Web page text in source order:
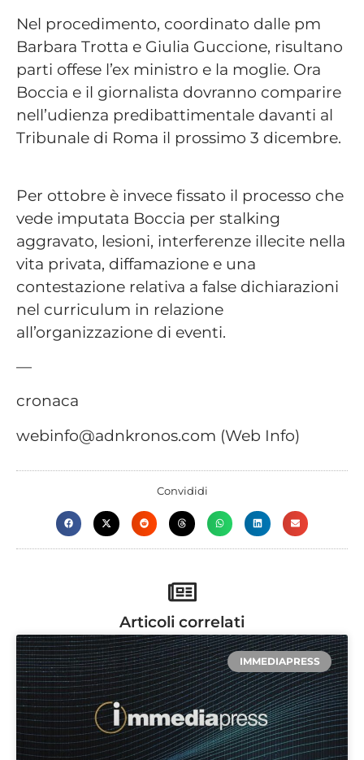
Nel procedimento, coordinato dalle pm
Barbara Trotta e Giulia Guccione, risultano
parti offese l’ex ministro e la moglie. Ora
Boccia e il giornalista dovranno comparire
nell’udienza predibattimentale davanti al
Tribunale di Roma il prossimo 3 dicembre.
Per ottobre è invece fissato il processo che
vede imputata Boccia per stalking
aggravato, lesioni, interferenze illecite nella
vita privata, diffamazione e una
contestazione relativa a false dichiarazioni
nel curriculum in relazione
all’organizzazione di eventi.
—
cronaca
webinfo@adnkronos.com (Web Info)
Convididi
Articoli correlati
IMMEDIAPRESS